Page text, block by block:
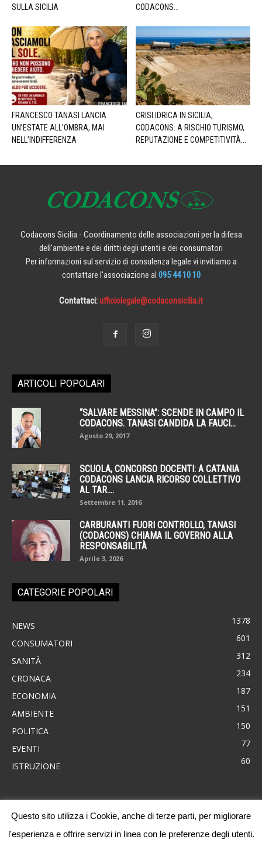
SULLA SICILIA
CODACONS...
FRANCESCO TANASI LANCIA
UN’ESTATE ALL’OMBRA, MAI
NELL’INDIFFERENZA
CRISI IDRICA IN SICILIA,
CODACONS: A RISCHIO TURISMO,
REPUTAZIONE E COMPETITIVITÀ...
Codacons Sicilia - Coordinamento delle associazioni per la difesa
dell'ambiente e dei diritti degli utenti e dei consumatori
Per informazioni sul servizio di consulenza legale vi invitiamo a
contattare l'associazione al 095 44 10 10
Contattaci:ufficiolegale@codaconsicilia.it
ARTICOLI POPOLARI
“SALVARE MESSINA”: SCENDE IN CAMPO IL
CODACONS. TANASI CANDIDA LA FAUCI...
Agosto 29, 2017
SCUOLA, CONCORSO DOCENTI: A CATANIA
CODACONS LANCIA RICORSO COLLETTIVO
AL TAR....
Settembre 11, 2016
CARBURANTI FUORI CONTROLLO, TANASI
(CODACONS) CHIAMA IL GOVERNO ALLA
RESPONSABILITÀ
Aprile 3, 2026
CATEGORIE POPOLARI
NEWS 1378
CONSUMATORI 601
SANITÀ 312
CRONACA 234
ECONOMIA 187
AMBIENTE 151
POLITICA 150
EVENTI 77
ISTRUZIONE 60
News Consumatori Ambiente Cronaca Economia
Eventi
Politica
Sanità Progetti
Questo sito utilizza i Cookie, anche di terze parti, per migliorare
l'esperienza e offrire servizi in linea con le preferenze degli utenti.